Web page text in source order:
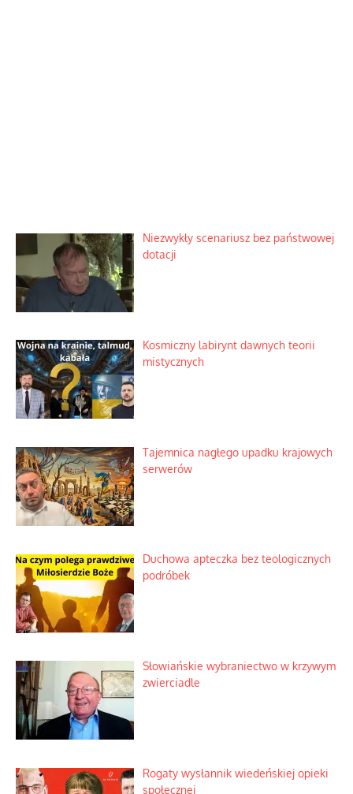
Niezwykły scenariusz bez państwowej
dotacji
Kosmiczny labirynt dawnych teorii
mistycznych
Tajemnica nagłego upadku krajowych
serwerów
Duchowa apteczka bez teologicznych
podróbek
Słowiańskie wybraniectwo w krzywym
zwierciadle
Rogaty wysłannik wiedeńskiej opieki
społecznej